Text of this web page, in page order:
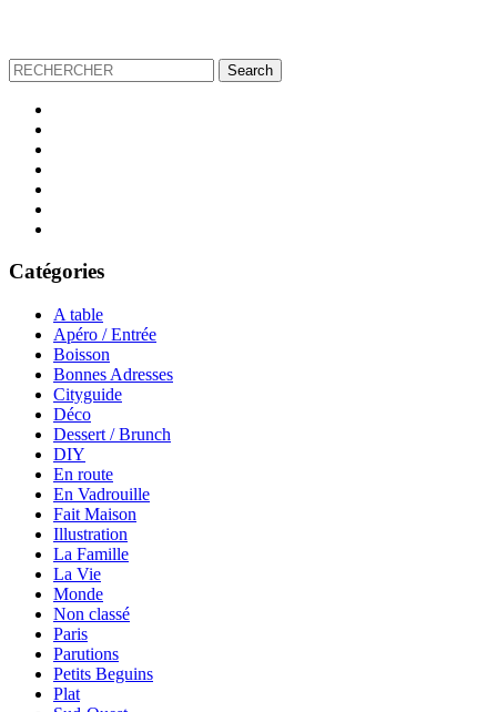
Catégories
A table
Apéro / Entrée
Boisson
Bonnes Adresses
Cityguide
Déco
Dessert / Brunch
DIY
En route
En Vadrouille
Fait Maison
Illustration
La Famille
La Vie
Monde
Non classé
Paris
Parutions
Petits Beguins
Plat